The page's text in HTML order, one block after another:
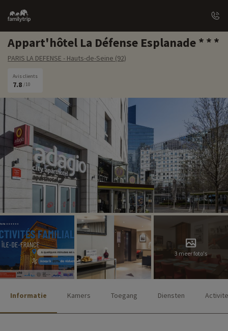
Family
trip
Appart'hôtel La Défense Esplanade
PARIS LA DEFENSE - Hauts-de-Seine (92)
Avis clients
7.8 /10
3 meer foto's
Informatie Kamers Toegang Diensten